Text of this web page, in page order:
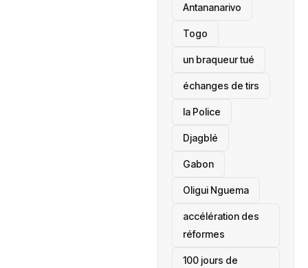
Antananarivo
‎Togo
un braqueur tué
échanges de tirs
la Police
Djagblé
Gabon
Oligui Nguema
accélération des
réformes
100 jours de